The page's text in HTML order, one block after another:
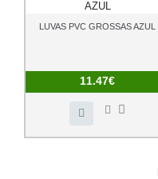
LUVAS PVC GROSSAS AZUL
11.47€